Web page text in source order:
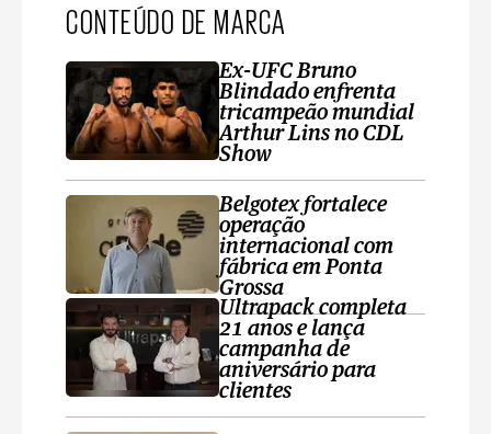
CONTEÚDO DE MARCA
Ex-UFC Bruno
Blindado enfrenta
tricampeão mundial
Arthur Lins no CDL
Show
Belgotex fortalece
operação
internacional com
fábrica em Ponta
Grossa
Ultrapack completa
21 anos e lança
campanha de
aniversário para
clientes